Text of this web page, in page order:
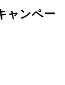
ャンペー